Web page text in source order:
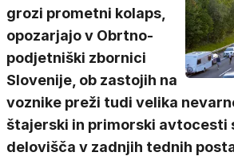
grozi prometni kolaps,
opozarjajo v Obrtno-
podjetniški zbornici
Slovenije, ob zastojih na
voznike preži tudi velika
štajerski in primorski avtocesti
delovišča v zadnjih tednih